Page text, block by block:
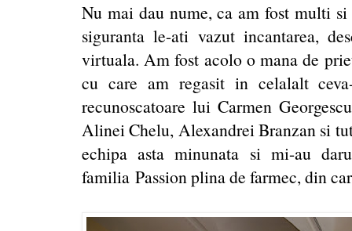
Nu mai dau nume, ca am fost multi
siguranta le-ati vazut incantarea,
virtuala. Am fost acolo o mana de
cu care am regasit in celalalt
recunoscatoare lui Carmen
Alinei Chelu, Alexandrei Branzan si
echipa asta minunata si mi-au
familia Passion plina de farmec, din